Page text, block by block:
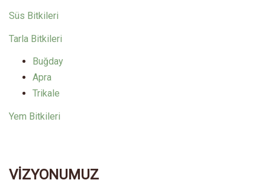
Süs Bitkileri
Tarla Bitkileri
Buğday
Apra
Trikale
Yem Bitkileri
VİZYONUMUZ